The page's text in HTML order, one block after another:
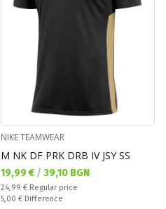
NIKE TEAMWEAR
M NK DF PRK DRB IV JSY SS
Текуща цена:
19,99 € / 39,10 BGN
Regular price:
24,99 € Regular price
Спестявате:
5,00 € Difference